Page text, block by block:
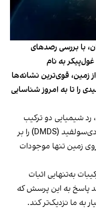
با بررسی رصدهای
به نام
۱۲۴ سال نوری از زمین، قوی‌ترین نشانه‌ها
را تا به امروز شناسایی
شیمیایی دو ترکیب
دی‌متیل سولفید (DMS) و دی‌متیل دی‌سولفید (DMDS) را بر
زمین تنها موجودات
به‌تنهایی اثبات
پاسخ به این پرسش که
به ما نزدیک‌تر کند.